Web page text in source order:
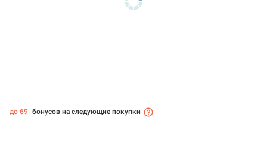
до 69 бонусов на следующие покупки